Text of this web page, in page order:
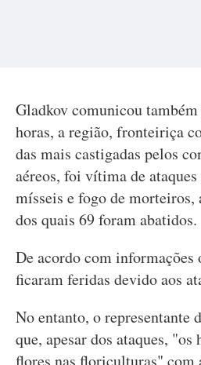
Gladkov comunicou
horas, a região, fronteiriça
das mais castigadas pelos
aéreos, foi vítima de
mísseis e fogo de morteiros,
dos quais 69 foram abatidos.
De acordo com informações
ficaram feridas devido aos
No entanto, o representante
que, apesar dos ataques,
flores nas floriculturas" com